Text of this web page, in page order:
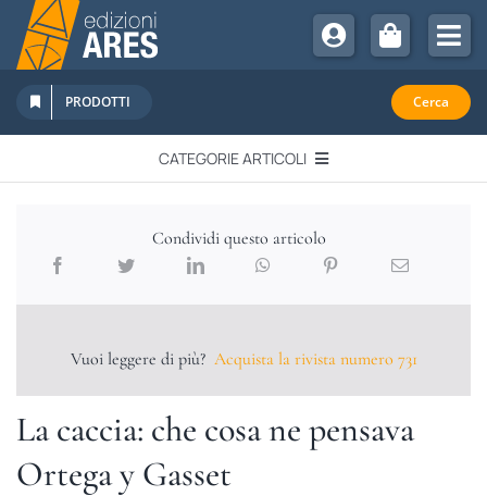
Salta
contenuto
Chi Siamo
Sostienici
Abbonamenti
Newsletter
Libri Ares
PRODOTTI Cerca
CATEGORIE ARTICOLI
QUADERNI MONOGRAFICI
RECENSIONI
Condividi questo articolo
Vuoi leggere di più? Acquista la rivista numero 731
La caccia: che cosa ne pensava
Ortega y Gasset